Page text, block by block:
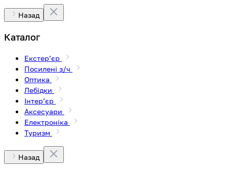
Назад
Каталог
Екстерʼєр
Посилені з/ч
Оптика
Лебідки
Інтерʼєр
Аксесуари
Електроніка
Туризм
Назад